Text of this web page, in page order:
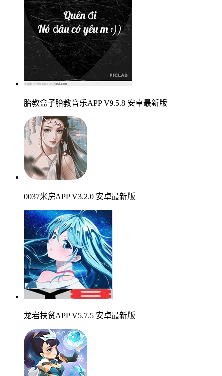
胎教盒子胎教音乐APP V9.5.8 安卓最新版
0037米房APP V3.2.0 安卓最新版
龙岩扶贫APP V5.7.5 安卓最新版